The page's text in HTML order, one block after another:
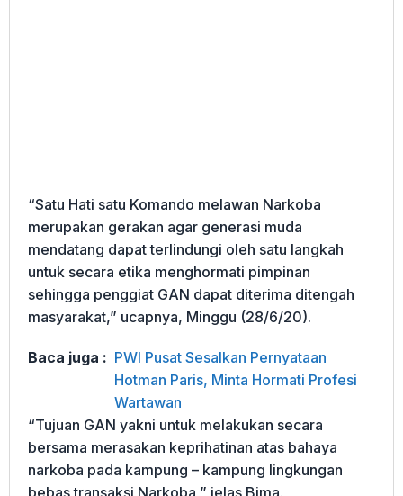
“Satu Hati satu Komando melawan Narkoba
merupakan gerakan agar generasi muda
mendatang dapat terlindungi oleh satu langkah
untuk secara etika menghormati pimpinan
sehingga penggiat GAN dapat diterima ditengah
masyarakat,” ucapnya, Minggu (28/6/20).
Baca juga : PWI Pusat Sesalkan Pernyataan
Hotman Paris, Minta Hormati Profesi
Wartawan
“Tujuan GAN yakni untuk melakukan secara
bersama merasakan keprihatinan atas bahaya
narkoba pada kampung – kampung lingkungan